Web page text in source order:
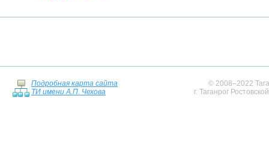
Подробная карта сайта
ТИ имени А.П. Чехова
© 2008–2022
г. Таганрог